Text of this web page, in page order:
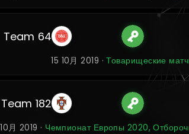
Team 64
15 10月 2019 ·Товарищеские
Team 182
10月 2019 · Чемпионат Европы 2020,